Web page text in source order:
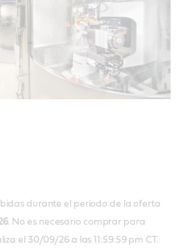
durante el período de la oferta
. No es necesario comprar para
el 30/09/26 a las 11:59:59 pm CT.